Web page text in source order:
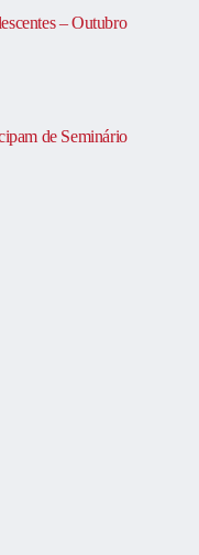
– Outubro
de Seminário